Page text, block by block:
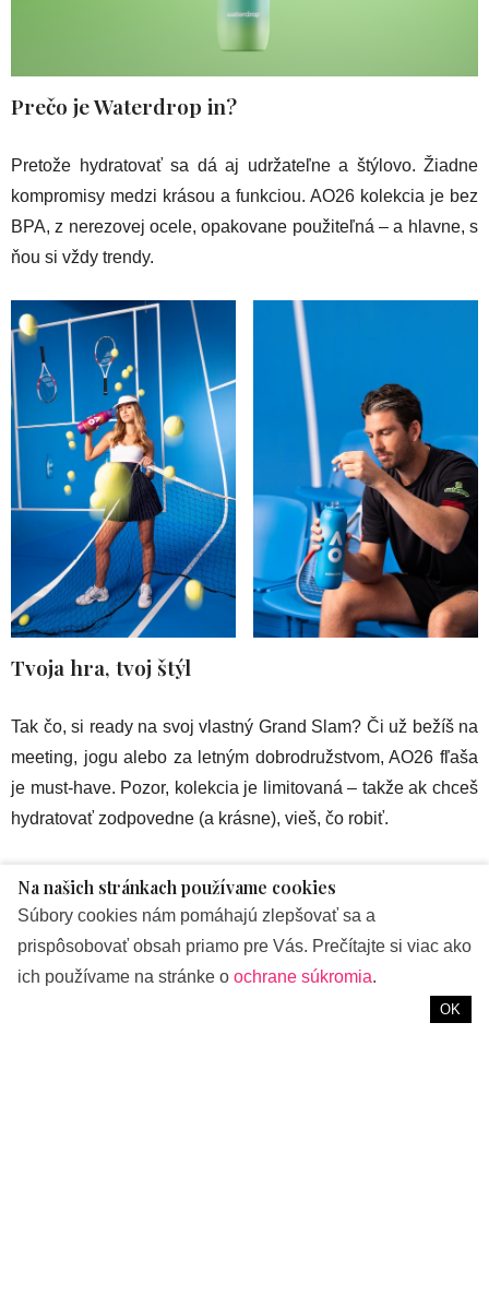
Prečo je Waterdrop in?
Pretože hydratovať sa dá aj udržateľne a štýlovo. Žiadne
kompromisy medzi krásou a funkciou. AO26 kolekcia je bez
BPA, z nerezovej ocele, opakovane použiteľná – a hlavne, s
ňou si vždy trendy.
Tvoja hra, tvoj štýl
Tak čo, si ready na svoj vlastný Grand Slam? Či už bežíš na
meeting, jogu alebo za letným dobrodružstvom, AO26 fľaša
je must-have. Pozor, kolekcia je limitovaná – takže ak chceš
hydratovať zodpovedne (a krásne), vieš, čo robiť.
Viac informácii nájdete www.waterdrop.sk
Zdroj foto: Waterdrop
Na našich stránkach používame cookies
Súbory cookies nám pomáhajú zlepšovať sa a
prispôsobovať obsah priamo pre Vás. Prečítajte si viac ako
ich používame na stránke o ochrane súkromia.
OK